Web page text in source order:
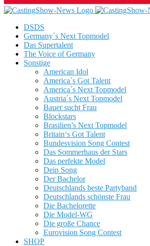
DSDS
Germany´s Next Topmodel
Das Supertalent
The Voice of Germany
Sonstige
American Idol
America´s Got Talent
America´s Next Topmodel
Austria´s Next Topmodel
Bauer sucht Frau
Blockstars
Brasilien’s Next Topmodel
Britain‘s Got Talent
Bundesvision Song Contest
Das Sommerhaus der Stars
Das perfekte Model
Dein Song
Der Bachelor
Deutschlands beste Partyband
Deutschlands schönste Frau
Die Bachelorette
Die Model-WG
Die große Chance
Eurovision Song Contest
SHOP